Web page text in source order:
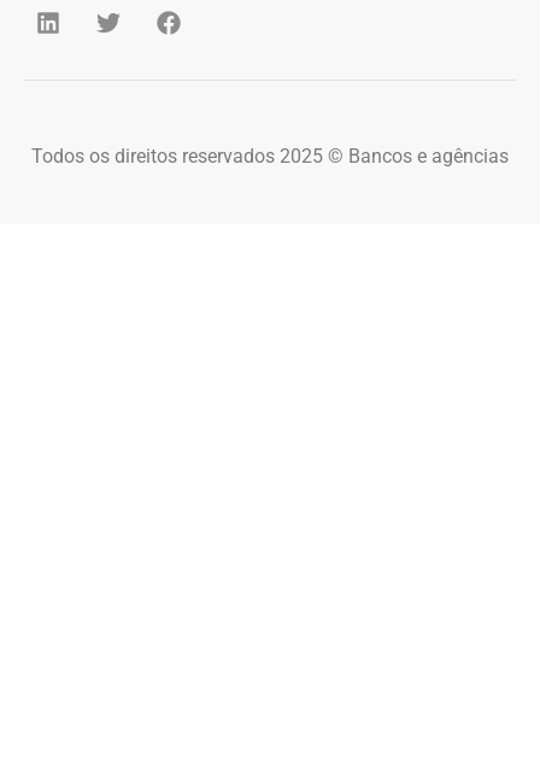
Todos os direitos reservados 2025 © Bancos e agências